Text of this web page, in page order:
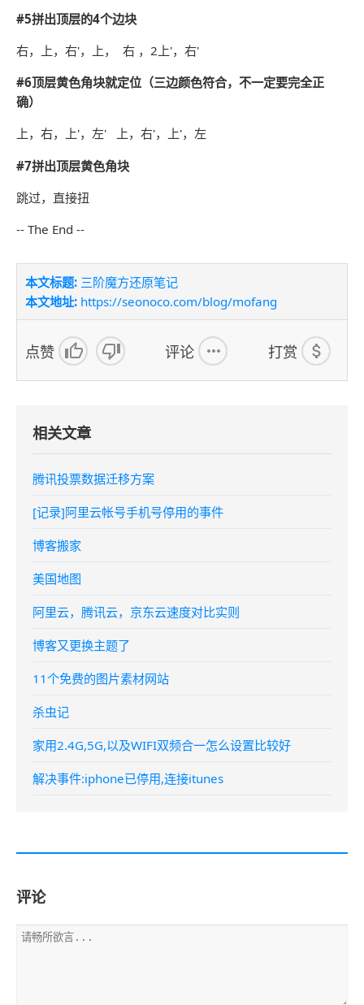
#5拼出顶层的4个边块
右，上，右'，上， 右 ，2上'，右'
#6顶层黄色角块就定位（三边颜色符合，不一定要完全正
确）
上，右，上'，左' 上，右'，上'，左
#7拼出顶层黄色角块
跳过，直接扭
-- The End --
本文标题: 三阶魔方还原笔记
本文地址: https://seonoco.com/blog/mofang
点赞 评论 打赏
相关文章
腾讯投票数据迁移方案
[记录]阿里云帐号手机号停用的事件
博客搬家
美国地图
阿里云，腾讯云，京东云速度对比实则
博客又更换主题了
11个免费的图片素材网站
杀虫记
家用2.4G,5G,以及WIFI双频合一怎么设置比较好
解决事件:iphone已停用,连接itunes
评论